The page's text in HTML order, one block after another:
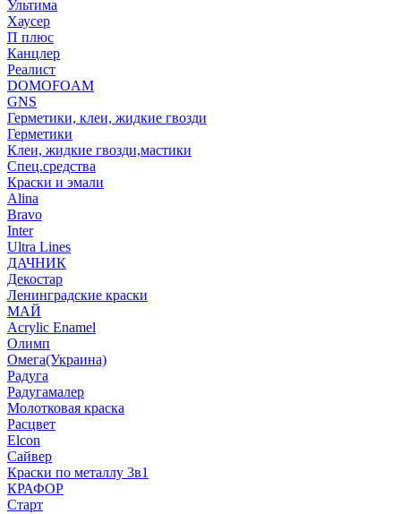
Ультима
Хаусер
П плюс
Канцлер
Реалист
DOMOFOAM
GNS
Герметики, клеи, жидкие гвозди
Герметики
Клеи, жидкие гвозди,мастики
Спец.средства
Краски и эмали
Alina
Bravo
Inter
Ultra Lines
ДАЧНИК
Декостар
Ленинградские краски
МАЙ
Acrylic Enamel
Олимп
Омега(Украина)
Радуга
Радугамалер
Молотковая краска
Расцвет
Elcon
Сайвер
Краски по металлу 3в1
КРАФОР
Старт